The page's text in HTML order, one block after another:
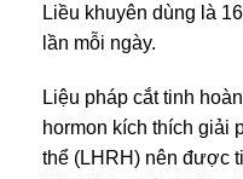
Liều khuyên dùng là
lần mỗi ngày.
Liệu pháp cắt tinh
hormon kích thích giải
thể (LHRH) nên được